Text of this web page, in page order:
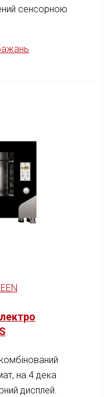
сенсорною
на 4 дека
дисплей.